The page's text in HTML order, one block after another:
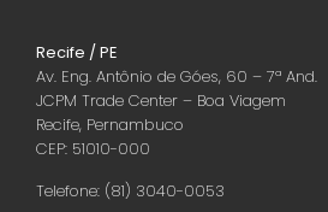
Recife / PE
Av. Eng. Antônio de Góes, 60 – 7ª And.
JCPM Trade Center – Boa Viagem
Recife, Pernambuco
CEP: 51010-000
Telefone: (81) 3040-0053